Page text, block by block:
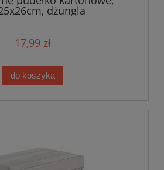
dżungla
17,99 zł
do koszyka